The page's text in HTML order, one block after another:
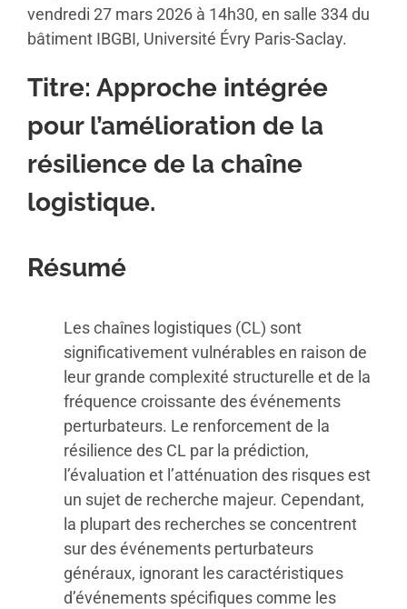
vendredi 27 mars 2026 à 14h30, en salle 334 du
bâtiment IBGBI, Université Évry Paris-Saclay.
Titre: Approche intégrée
pour l’amélioration de la
résilience de la chaîne
logistique.
Résumé
Les chaînes logistiques (CL) sont
significativement vulnérables en raison de
leur grande complexité structurelle et de la
fréquence croissante des événements
perturbateurs. Le renforcement de la
résilience des CL par la prédiction,
l’évaluation et l’atténuation des risques est
un sujet de recherche majeur. Cependant,
la plupart des recherches se concentrent
sur des événements perturbateurs
généraux, ignorant les caractéristiques
d’événements spécifiques comme les